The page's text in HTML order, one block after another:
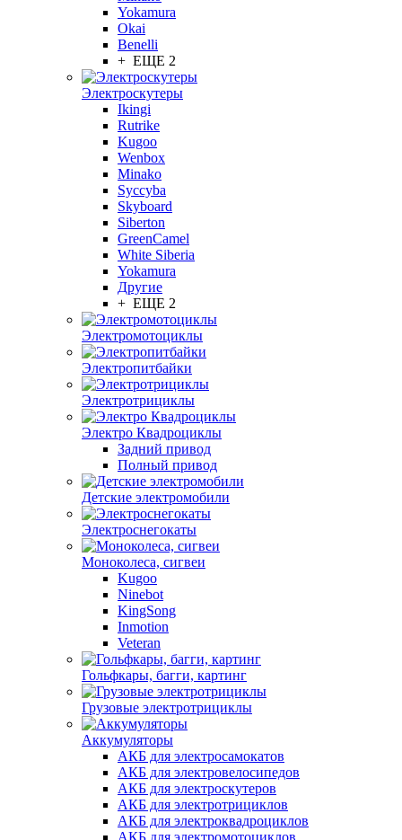
Yokamura
Okai
Benelli
+ ЕЩЕ 2
Электроскутеры
Ikingi
Rutrike
Kugoo
Wenbox
Minako
Syccyba
Skyboard
Siberton
GreenCamel
White Siberia
Yokamura
Другие
+ ЕЩЕ 2
Электромотоциклы
Электропитбайки
Электротрициклы
Электро Квадроциклы
Задний привод
Полный привод
Детские электромобили
Электроснегокаты
Моноколеса, сигвеи
Kugoo
Ninebot
KingSong
Inmotion
Veteran
Гольфкары, багги, картинг
Грузовые электротрициклы
Аккумуляторы
АКБ для электросамокатов
АКБ для электровелосипедов
АКБ для электроскутеров
АКБ для электротрициклов
АКБ для электроквадроциклов
АКБ для электромотоциклов